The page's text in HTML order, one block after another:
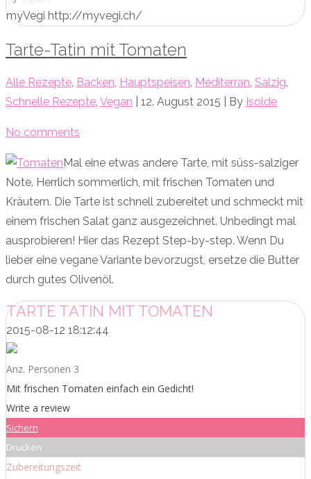
myVegi http://myvegi.ch/
Tarte-Tatin mit Tomaten
Alle Rezepte, Backen, Hauptspeisen, Mediterran, Salzig,
Schnelle Rezepte, Vegan | 12. August 2015 | By Isolde
No comments
Mal eine etwas andere Tarte, mit süss-salziger
Note. Herrlich sommerlich, mit frischen Tomaten und
Kräutern. Die Tarte ist schnell zubereitet und schmeckt mit
einem frischen Salat ganz ausgezeichnet. Unbedingt mal
ausprobieren! Hier das Rezept Step-by-step. Wenn Du
lieber eine vegane Variante bevorzugst, ersetze die Butter
durch gutes Olivenöl.
TARTE TATIN MIT TOMATEN
2015-08-12 18:12:44
Anz. Personen 3
Mit frischen Tomaten einfach ein Gedicht!
Write a review
Sichern
Drucken
Zubereitungszeit